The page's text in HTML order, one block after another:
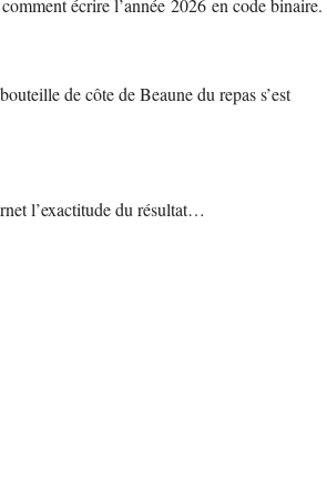
écrire l’année 2026 en code binaire.
de côte de Beaune du repas s’est
l’exactitude du résultat…